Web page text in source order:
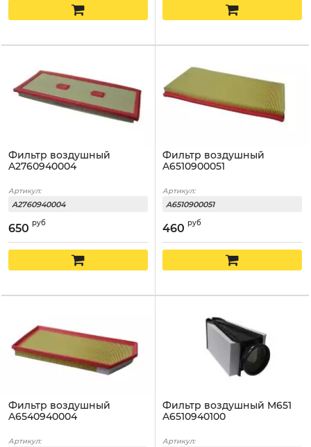
Фильтр воздушный
A2760940004
Артикул:
A2760940004
650 руб
Фильтр воздушный
A6510900051
Артикул:
A6510900051
460 руб
Фильтр воздушный
A6540940004
Артикул:
Фильтр воздушный M651
A6510940100
Артикул: